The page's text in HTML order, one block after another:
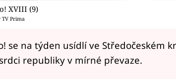
XVIII (9)
Prima
se na týden usídlí ve Středočeském
republiky v mírné převaze.